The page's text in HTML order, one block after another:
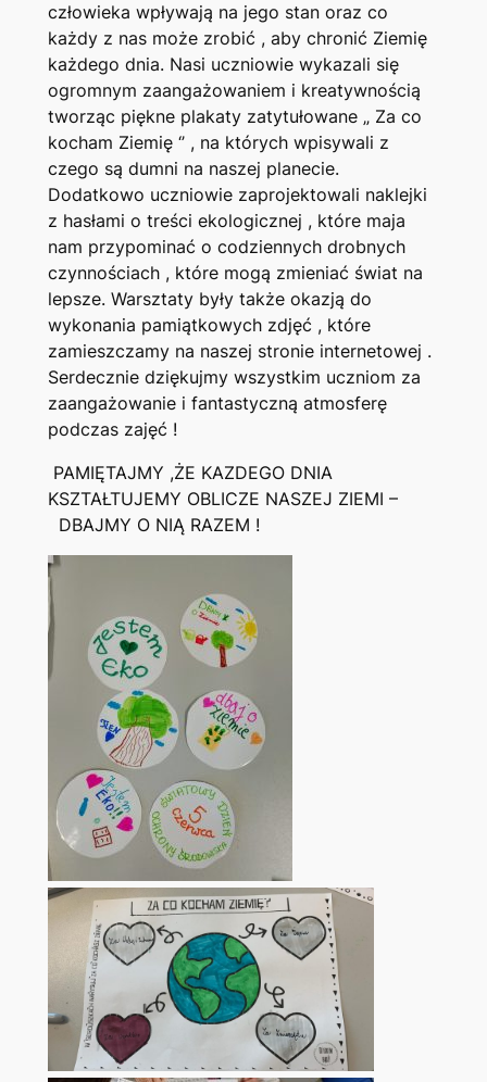
człowieka wpływają na jego stan oraz co
każdy z nas może zrobić , aby chronić Ziemię
każdego dnia. Nasi uczniowie wykazali się
ogromnym zaangażowaniem i kreatywnością
tworząc piękne plakaty zatytułowane „ Za co
kocham Ziemię ‘’ , na których wpisywali z
czego są dumni na naszej planecie.
Dodatkowo uczniowie zaprojektowali naklejki
z hasłami o treści ekologicznej , które maja
nam przypominać o codziennych drobnych
czynnościach , które mogą zmieniać świat na
lepsze. Warsztaty były także okazją do
wykonania pamiątkowych zdjęć , które
zamieszczamy na naszej stronie internetowej .
Serdecznie dziękujmy wszystkim uczniom za
zaangażowanie i fantastyczną atmosferę
podczas zajęć !
PAMIĘTAJMY ,ŻE KAZDEGO DNIA
KSZTAŁTUJEMY OBLICZE NASZEJ ZIEMI –
DBAJMY O NIĄ RAZEM !